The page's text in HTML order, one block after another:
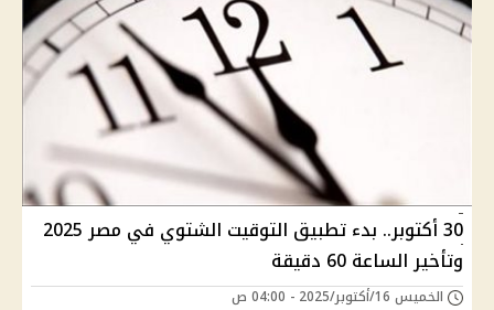
30 أكتوبر.. بدء تطبيق التوقيت الشتوي في مصر 2025
وتأخير الساعة 60 دقيقة
الخميس 16/أكتوبر/2025 - 04:00 ص